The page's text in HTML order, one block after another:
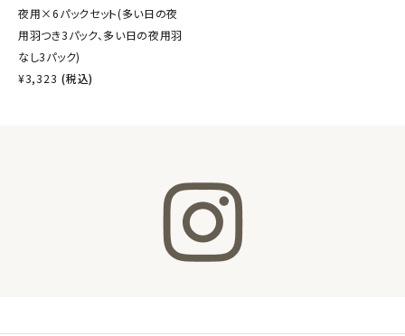
夜用×6パックセット(多い日の夜
用羽つき3パック、多い日の夜用羽
なし3パック)
¥3,323 (税込)